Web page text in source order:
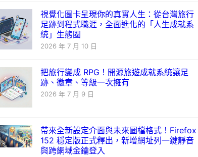
視覺化圖卡呈現你的真實人生：從台灣旅行
足跡到程式職涯，全面進化的「人生成就系
統」生態圈
2026 年 7 月 10 日
把旅行變成 RPG！開源旅遊成就系統讓足
跡、徽章、等級一次擁有
2026 年 7 月 9 日
帶來全新設定介面與未來圖檔格式！Firefox
152 穩定版正式釋出，新增網址列一鍵靜音
與跨網域金鑰登入